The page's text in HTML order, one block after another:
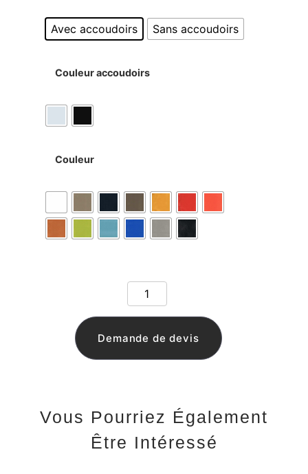
Avec accoudoirs Sans accoudoirs
Couleur accoudoirs
Couleur
Demande de devis
Vous Pourriez Également
Être Intéressé